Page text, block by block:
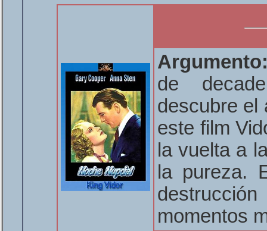
de
descubre el
este film
la vuelta a
la pureza.
momentos